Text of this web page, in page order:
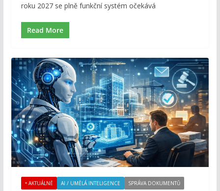
roku 2027 se plně funkční systém očekává
Read More
• AKTUÁLNĚ AI / UMĚLÁ INTELIGENCE SPRÁVA DOKUMENTŮ